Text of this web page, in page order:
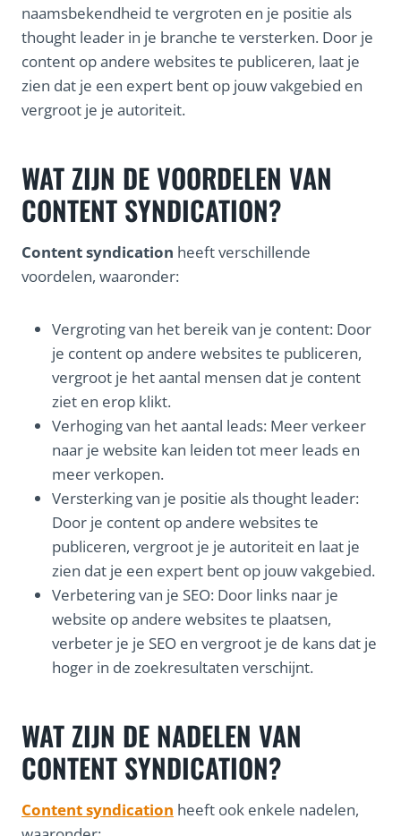
naamsbekendheid te vergroten en je positie als
thought leader in je branche te versterken. Door je
content op andere websites te publiceren, laat je
zien dat je een expert bent op jouw vakgebied en
vergroot je je autoriteit.
WAT ZIJN DE VOORDELEN VAN
CONTENT SYNDICATION?
Content syndication heeft verschillende
voordelen, waaronder:
Vergroting van het bereik van je content: Door
je content op andere websites te publiceren,
vergroot je het aantal mensen dat je content
ziet en erop klikt.
Verhoging van het aantal leads: Meer verkeer
naar je website kan leiden tot meer leads en
meer verkopen.
Versterking van je positie als thought leader:
Door je content op andere websites te
publiceren, vergroot je je autoriteit en laat je
zien dat je een expert bent op jouw vakgebied.
Verbetering van je SEO: Door links naar je
website op andere websites te plaatsen,
verbeter je je SEO en vergroot je de kans dat je
hoger in de zoekresultaten verschijnt.
WAT ZIJN DE NADELEN VAN
CONTENT SYNDICATION?
Content syndication heeft ook enkele nadelen,